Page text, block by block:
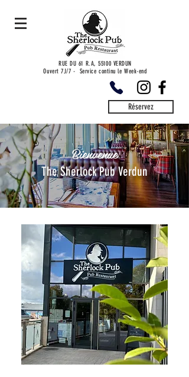
RUE DU 61 R.A, 55100 VERDUN
Ouvert 7J/7 - Service continu le Week-end
Réservez
Bienvenue
The Sherlock Pub Verdun